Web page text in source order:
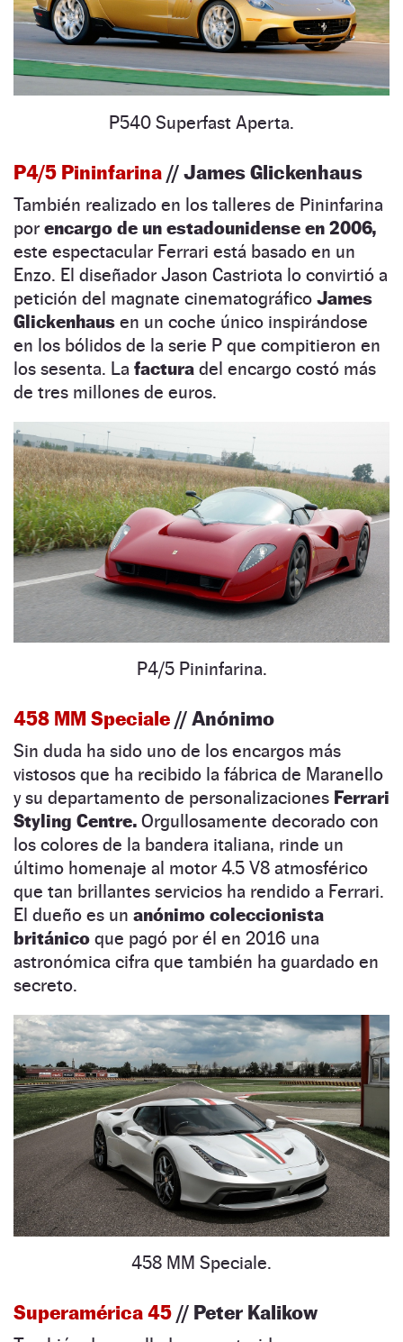
P540 Superfast Aperta.
P4/5 Pininfarina // James Glickenhaus
También realizado en los talleres de Pininfarina
por encargo de un estadounidense en 2006,
este espectacular Ferrari está basado en un
Enzo. El diseñador Jason Castriota lo convirtió a
petición del magnate cinematográfico James
Glickenhaus en un coche único inspirándose
en los bólidos de la serie P que compitieron en
los sesenta. La factura del encargo costó más
de tres millones de euros.
P4/5 Pininfarina.
458 MM Speciale // Anónimo
Sin duda ha sido uno de los encargos más
vistosos que ha recibido la fábrica de Maranello
y su departamento de personalizaciones Ferrari
Styling Centre. Orgullosamente decorado con
los colores de la bandera italiana, rinde un
último homenaje al motor 4.5 V8 atmosférico
que tan brillantes servicios ha rendido a Ferrari.
El dueño es un anónimo coleccionista
británico que pagó por él en 2016 una
astronómica cifra que también ha guardado en
secreto.
458 MM Speciale.
Superamérica 45 // Peter Kalikow